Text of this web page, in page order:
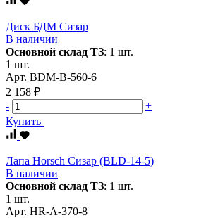
Диск БДМ Сизар
В наличии
Основной склад ТЗ: 1 шт.
1 шт.
Арт. BDM-B-560-6
2 158 ₽
-
+
Купить
Лапа Horsch Сизар (BLD-14-5)
В наличии
Основной склад ТЗ: 1 шт.
1 шт.
Арт. HR-A-370-8